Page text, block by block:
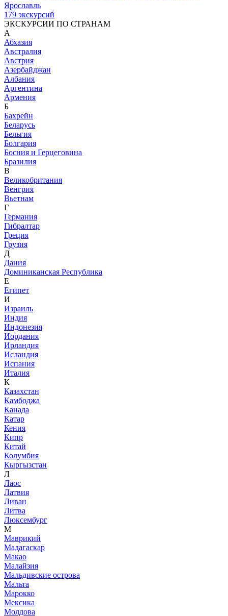
Ярославль
179 экскурсий
ЭКСКУРСИИ ПО СТРАНАМ
А
Абхазия
Австралия
Австрия
Азербайджан
Албания
Аргентина
Армения
Б
Бахрейн
Беларусь
Бельгия
Болгария
Босния и Герцеговина
Бразилия
В
Великобритания
Венгрия
Вьетнам
Г
Германия
Гибралтар
Греция
Грузия
Д
Дания
Доминиканская Республика
Е
Египет
И
Израиль
Индия
Индонезия
Иордания
Ирландия
Исландия
Испания
Италия
К
Казахстан
Камбоджа
Канада
Катар
Кения
Кипр
Китай
Колумбия
Кыргызстан
Л
Лаос
Латвия
Ливан
Литва
Люксембург
М
Маврикий
Мадагаскар
Макао
Малайзия
Мальдивские острова
Мальта
Марокко
Мексика
Молдова